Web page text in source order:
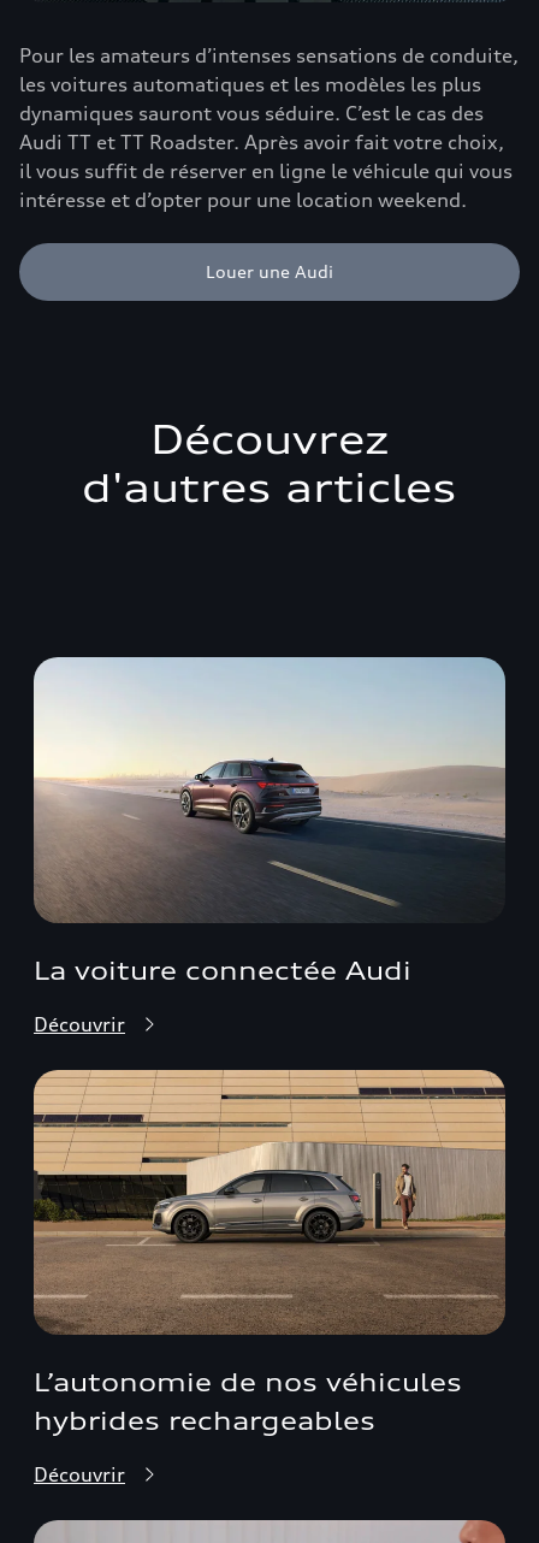
Pour les amateurs d’intenses sensations de conduite,
les voitures automatiques et les modèles les plus
dynamiques sauront vous séduire. C’est le cas des
Audi TT et TT Roadster. Après avoir fait votre choix,
il vous suffit de réserver en ligne le véhicule qui vous
intéresse et d’opter pour une location weekend.
Louer une Audi
Découvrez
d'autres articles
La voiture connectée Audi
Découvrir
L’autonomie de nos véhicules
hybrides rechargeables
Découvrir